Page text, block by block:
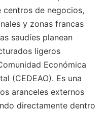
centros de negocios,
y zonas francas
saudíes planean
ligeros
Económica
(CEDEAO). Es una
aranceles externos
directamente dentro